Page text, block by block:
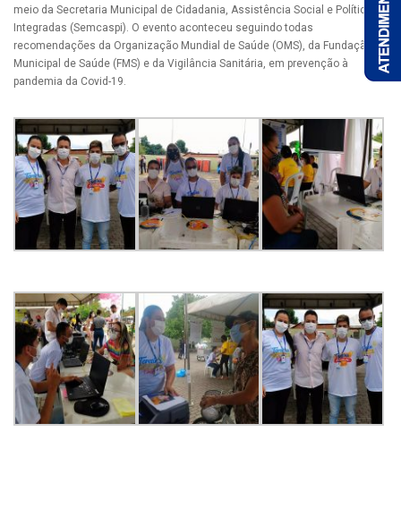
meio da Secretaria Municipal de Cidadania, Assistência Social e Políticas
Integradas (Semcaspi). O evento aconteceu seguindo todas
recomendações da Organização Mundial de Saúde (OMS), da Fundação
Municipal de Saúde (FMS) e da Vigilância Sanitária, em prevenção à
pandemia da Covid-19.